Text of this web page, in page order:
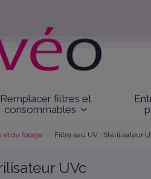
Remplacer filtres et
consommables
et de forage Filtre eau UV : Stérilisateur
UVc